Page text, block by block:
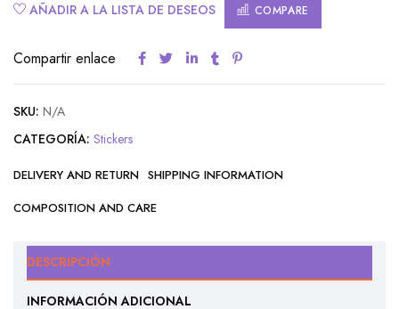
AÑADIR A LA LISTA DE DESEOS COMPARE
Compartir enlace
SKU: N/A
CATEGORÍA: Stickers
DELIVERY AND RETURN SHIPPING INFORMATION
COMPOSITION AND CARE
DESCRIPCIÓN
INFORMACIÓN ADICIONAL